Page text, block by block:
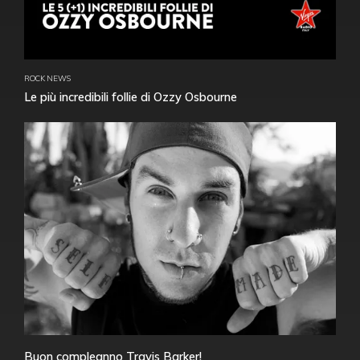
ROCK NEWS
Le più incredibili follie di Ozzy Osbourne
Buon compleanno Travis Barker!